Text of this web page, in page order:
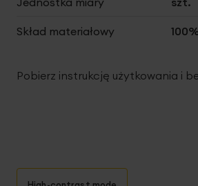
Skład materiałowy
Pobierz instrukcję użytkowania i